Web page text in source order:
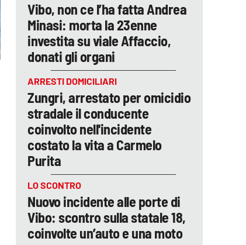
Vibo, non ce l’ha fatta Andrea
Minasi: morta la 23enne
investita su viale Affaccio,
donati gli organi
ARRESTI DOMICILIARI
Zungri, arrestato per omicidio
stradale il conducente
coinvolto nell'incidente
costato la vita a Carmelo
Purita
LO SCONTRO
Nuovo incidente alle porte di
Vibo: scontro sulla statale 18,
coinvolte un’auto e una moto